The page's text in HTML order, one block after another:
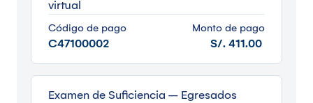
virtual
Código de pago
C47100002
Monto de pago
S/. 411.00
Examen de Suficiencia – Egresados